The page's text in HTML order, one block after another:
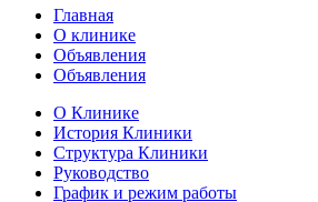
Главная
О клинике
Объявления
Объявления
О Клинике
История Клиники
Структура Клиники
Руководство
График и режим работы